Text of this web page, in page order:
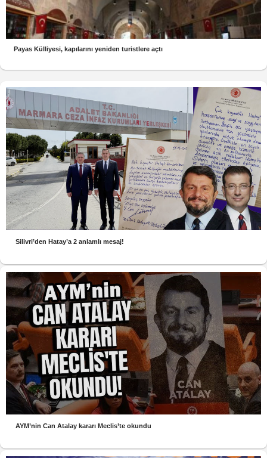
Payas Külliyesi, kapılarını yeniden turistlere açtı
Silivri’den Hatay’a 2 anlamlı mesaj!
AYM’nin Can Atalay kararı Meclis’te okundu